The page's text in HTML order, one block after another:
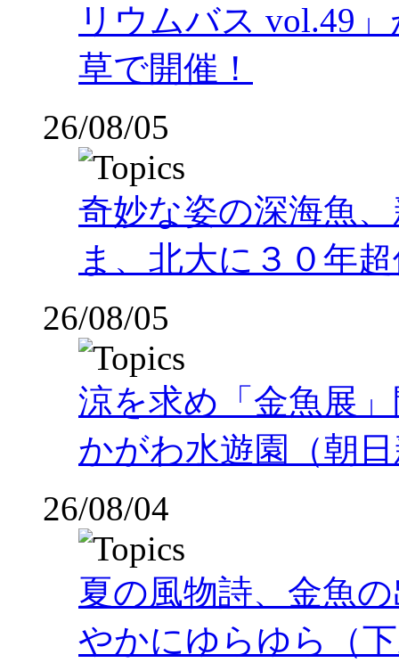
リウムバス vol.49
草で開催！
26/08/05
奇妙な姿の深海魚
ま、北大に３０年
26/08/05
涼を求め「金魚展
かがわ水遊園（朝
26/08/04
夏の風物詩、金魚
やかにゆらゆら（